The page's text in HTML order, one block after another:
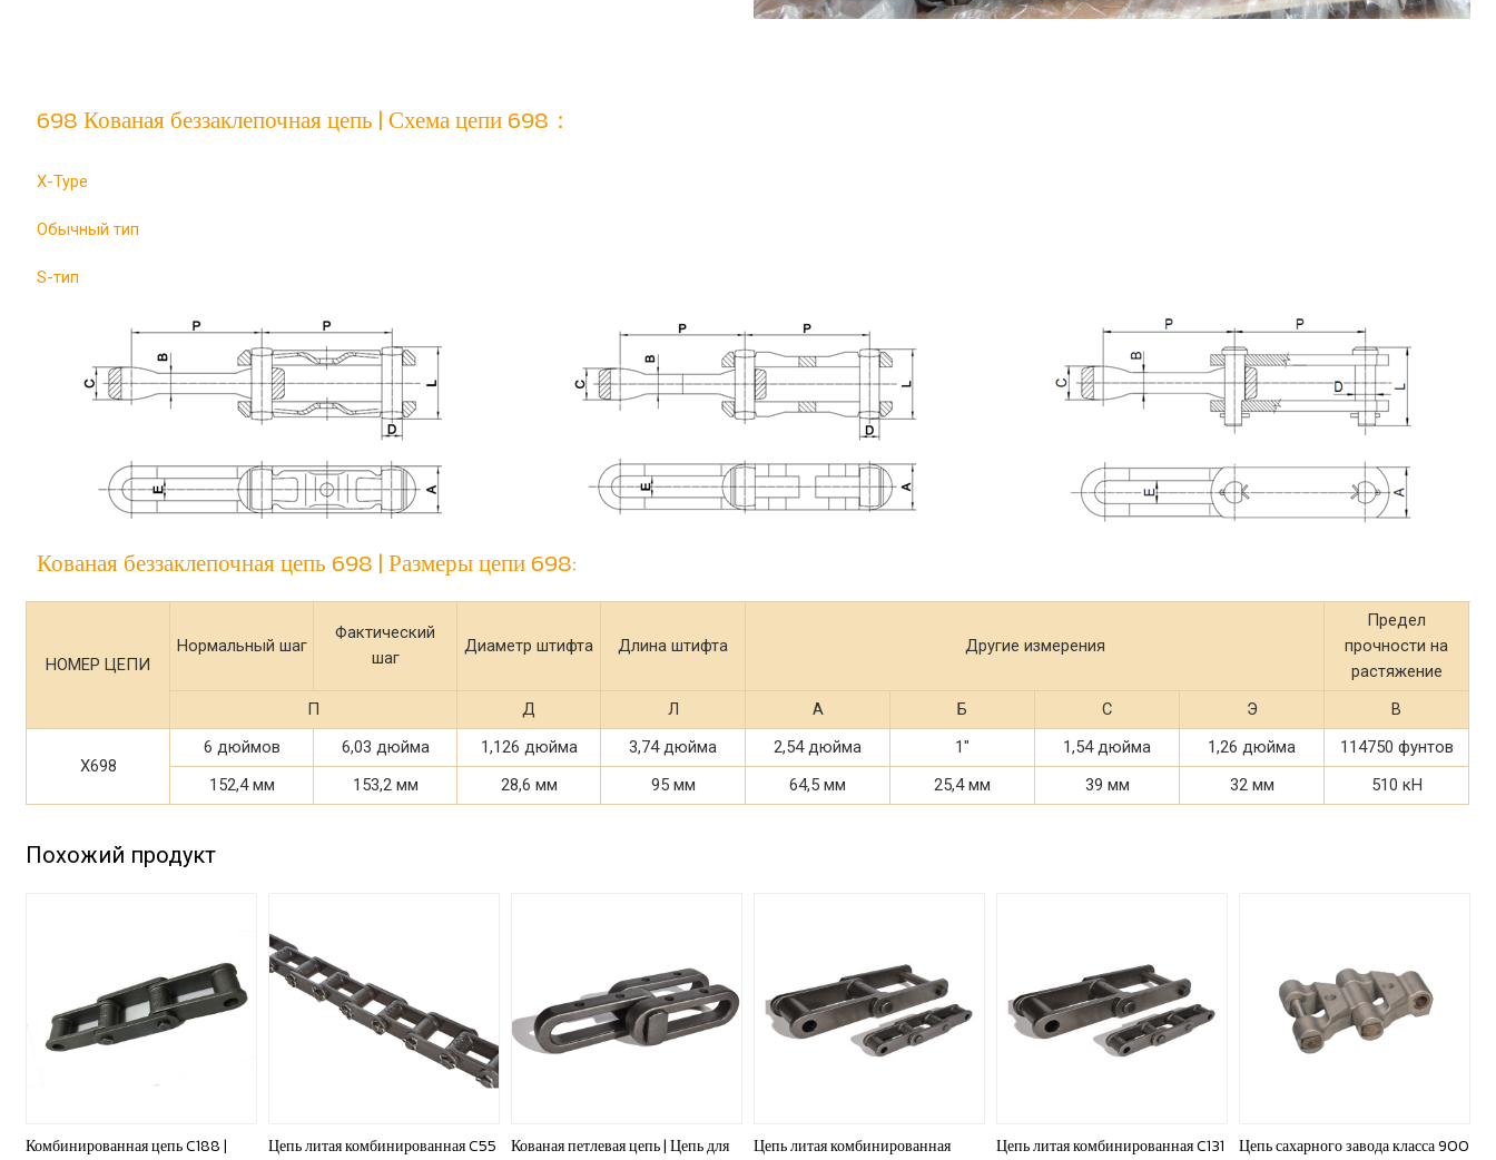
698 Кованая беззаклепочная цепь | Схема цепи 698：
X-Type
Обычный тип
S-тип
Кованая беззаклепочная цепь 698 | Размеры цепи 698:
НОМЕР ЦЕПИ
Нормальный шаг
Фактический
шаг
Диаметр штифта Длина штифта Другие измерения
Предел
прочности на
растяжение
П
Д Л А Б С Э В
X698
6 дюймов 6,03 дюйма 1,126 дюйма 3,74 дюйма 2,54 дюйма 1" 1,54 дюйма 1,26 дюйма
114750 фунтов
152,4 мм
153,2 мм 28,6 мм 95 мм 64,5 мм 25,4 мм 39 мм 32 мм 510 кН
Похожий продукт
Комбинированная цепь C188 |
Цепь литая комбинированная C55
Кованая петлевая цепь | Цепь для
Цепь литая комбинированная
Цепь литая комбинированная C131
Цепь сахарного завода класса 900